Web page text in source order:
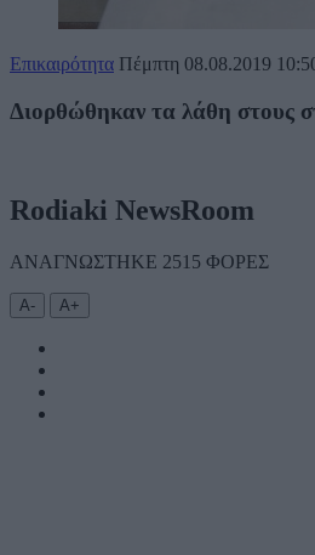
Επικαιρότητα Πέμπτη 08.08.2019
Διορθώθηκαν τα λάθη στους
Rodiaki NewsRoom
ΑΝΑΓΝΩΣΤΗΚΕ 2515 ΦΟΡΕΣ
Α- Α+